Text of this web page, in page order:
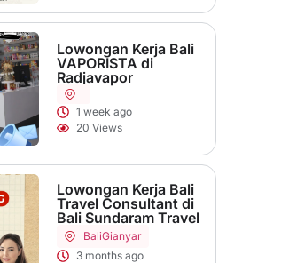
Lowongan Kerja Bali
VAPORISTA di
Radjavapor
1 week ago
20 Views
Lowongan Kerja Bali
Travel Consultant di
Bali Sundaram Travel
BaliGianyar
3 months ago